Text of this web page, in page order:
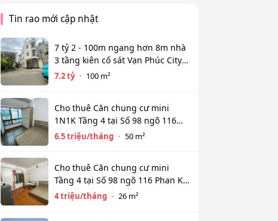
Tin rao mới cập nhật
7 tỷ 2 - 100m ngang hơn 8m nhà
3 tầng kiên cố sát Vạn Phúc City -
HẺM XE HƠI TỚI CỬA
7.2 tỷ 100 m²
Cho thuê Căn chung cư mini
1N1K Tầng 4 tại Số 98 ngõ 116
Phan Kế Bính, Ba Đình. Chỉ 6.5tr
6.5 triệu/tháng 50 m²
Cho thuê Căn chung cư mini
Tầng 4 tại Số 98 ngõ 116 Phan Kế
Bính, Cống Vị, Ba Đình. Chỉ 4tr
4 triệu/tháng 26 m²